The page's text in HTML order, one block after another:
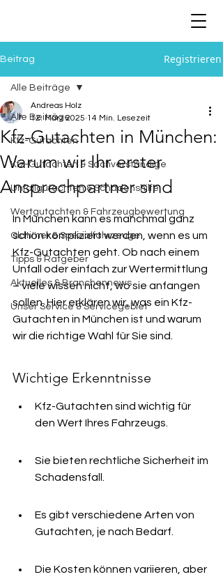
Beitrag Registrieren
Alle Beiträge
Kfz-Gutachten
Kfz-Gutachten & Sachverständige
Unfallgutachten & Schadenshilfe
Wertgutachten & Fahrzeugbewertung
Oldtimer & Spezialfahrzeuge
Tipps & Ratgeber
Aktuelles & Branchennews
Unser Service & Servicegebiet
Alle Beiträge
Kfz-Gutachten in München:
Warum wir Ihr erster
Ansprechpartner sind
Andreas Holz
12. März 2025 14 Min. Lesezeit
In München kann es manchmal ganz
schön kompliziert werden, wenn es um
Kfz-Gutachten geht. Ob nach einem
Unfall oder einfach zur Wertermittlung
– viele wissen nicht, wo sie anfangen
sollen. Hier erklären wir, was ein Kfz-
Gutachten in München ist und warum
wir die richtige Wahl für Sie sind.
Wichtige Erkenntnisse
Kfz-Gutachten sind wichtig für
den Wert Ihres Fahrzeugs.
Sie bieten rechtliche Sicherheit im
Schadensfall.
Es gibt verschiedene Arten von
Gutachten, je nach Bedarf.
Die Kosten können variieren, aber